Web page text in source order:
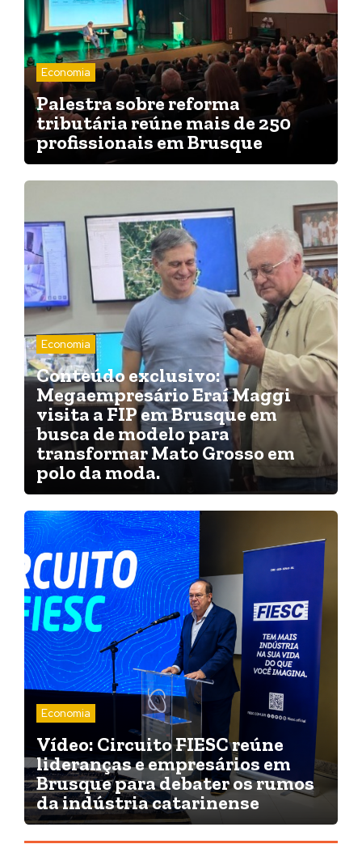
Economia
Palestra sobre reforma
tributária reúne mais de 250
profissionais em Brusque
Economia
Conteúdo exclusivo:
Megaempresário Eraí Maggi
visita a FIP em Brusque em
busca de modelo para
transformar Mato Grosso em
polo da moda.
Economia
Vídeo: Circuito FIESC reúne
lideranças e empresários em
Brusque para debater os rumos
da indústria catarinense